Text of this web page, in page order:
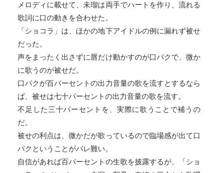
メロディに載せて、未瑠は両手でハートを作り、流れる
歌詞に口の動きを合わせた。
「ショコラ」は、ほかの地下アイドルの例に漏れず被せ
だった。
声をまったく出さずに唇だけ動かすのが口パクで、微か
に歌うのが被せだ。
口パクが百パーセントの出力音量の歌を流すとするなら
ば、被せは七十パーセントの出力音量の歌を流す。
不足した三十パーセントを、実際に歌うことで補うの
だ。
被せの利点は、微かだが歌っているので臨場感が出て口
パクということがバレ難い。
自信があれば百パーセントの生歌を披露するが、「ショ